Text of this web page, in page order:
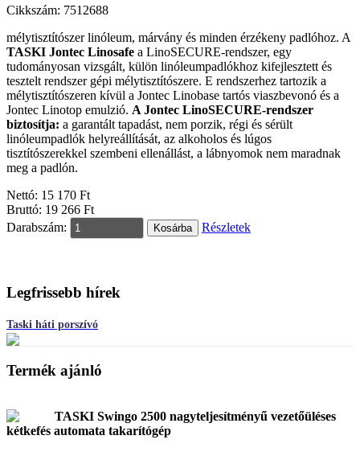
Cikkszám: 7512688
mélytisztítószer linóleum, márvány és minden érzékeny padlóhoz. A
TASKI Jontec Linosafe a LinoSECURE-rendszer, egy
tudományosan vizsgált, külön linóleumpadlókhoz kifejlesztett és
tesztelt rendszer gépi mélytisztítószere. E rendszerhez tartozik a
mélytisztítószeren kívül a Jontec Linobase tartós viaszbevonó és a
Jontec Linotop emulzió. A Jontec LinoSECURE-rendszer
biztosítja: a garantált tapadást, nem porzik, régi és sérült
linóleumpadlók helyreállítását, az alkoholos és lúgos
tisztítószerekkel szembeni ellenállást, a lábnyomok nem maradnak
meg a padlón.
Nettó: 15 170 Ft
Bruttó: 19 266 Ft
Darabszám:
Részletek
Legfrissebb hírek
Taski háti porszívó
Termék ajánló
TASKI Swingo 2500 nagyteljesítményű vezetőüléses
kétkefés automata takarítógép